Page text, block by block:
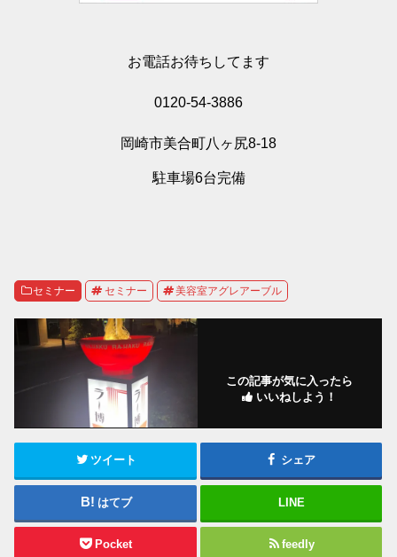
お電話お待ちしてます
0120-54-3886
岡崎市美合町八ヶ尻8-18
駐車場6台完備
セミナー セミナー 美容室アグレアーブル
この記事が気に入ったら
いいねしよう！
ツイート シェア
はてブ LINE
Pocket feedly